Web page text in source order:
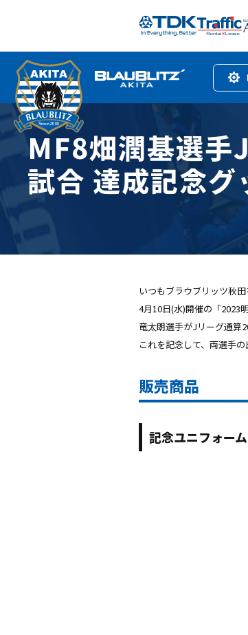
MF8畑潤基選
試合 達成記念
いつもブラウブリッツ秋
4月10日(水)開催の「2023
竜太朗選手がJリーグ通算
これを記念して、両選手
販売商品
記念ユニフォーム